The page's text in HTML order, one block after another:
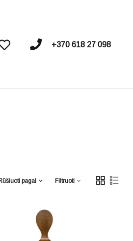
+370 618 27 098
Filtruoti
pagal